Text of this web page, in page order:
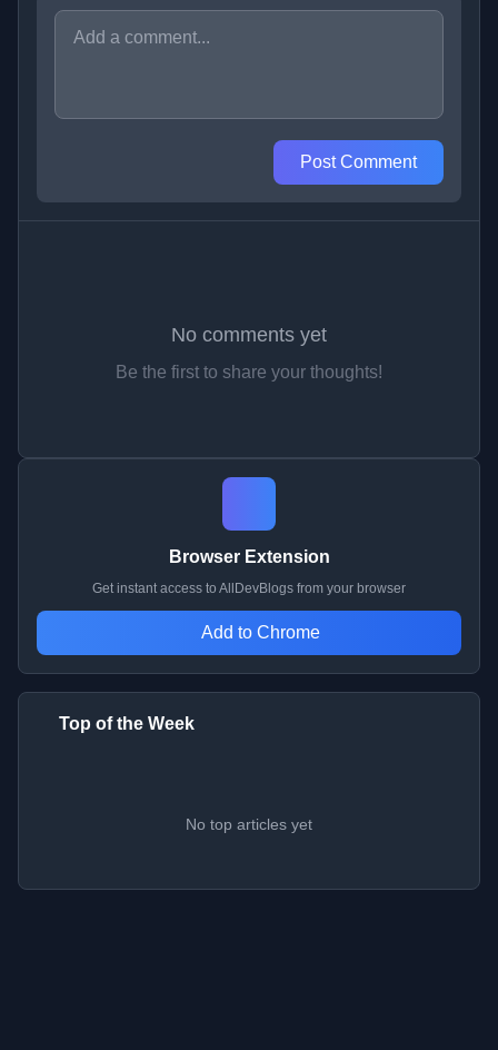
Post Comment
No comments yet
Be the first to share your thoughts!
Browser Extension
Get instant access to AllDevBlogs from your browser
Add to Chrome
Top of the Week
No top articles yet